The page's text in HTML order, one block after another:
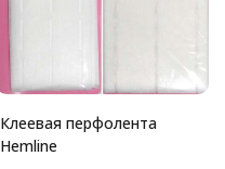
Клеевая перфолента
Hemline